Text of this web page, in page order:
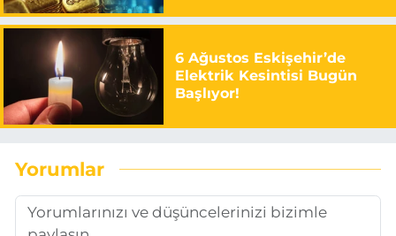
6 Ağustos Eskişehir’de
Elektrik Kesintisi Bugün
Başlıyor!
Yorumlar